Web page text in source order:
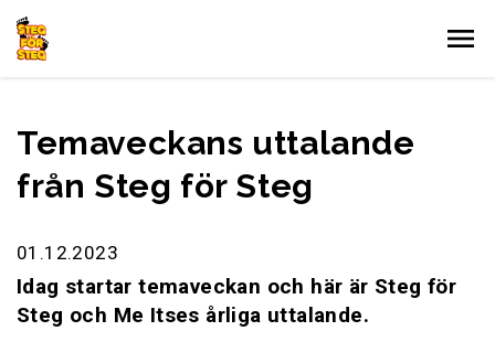
Gå till innehållet
Temaveckans uttalande
från Steg för Steg
01.12.2023
Idag startar temaveckan och här är Steg för
Steg och Me Itses årliga uttalande.